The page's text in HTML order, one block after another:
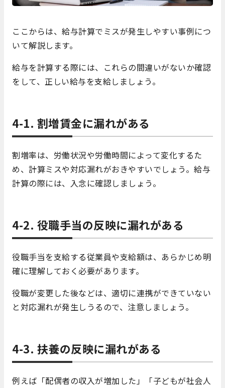
ここからは、給与計算でミスが発生しやすい事例につ
いて解説します。
給与を計算する際には、これらの間違いがないか確認
をして、正しい給与を支給しましょう。
4-1. 割増賃金に漏れがある
割増率は、労働状況や労働時間によって変化するた
め、計算ミスや対応漏れがおきやすいでしょう。給与
計算の際には、入念に確認しましょう。
4-2. 役職手当の反映に漏れがある
役職手当を支給する従業員や支給額は、あらかじめ明
確に理解しておく必要があります。
役職が変更した後などは、適切に連携ができていない
と対応漏れが発生しうるので、注意しましょう。
4-3. 扶養の反映に漏れがある
例えば「配偶者の収入が増加した」「子どもが社会人